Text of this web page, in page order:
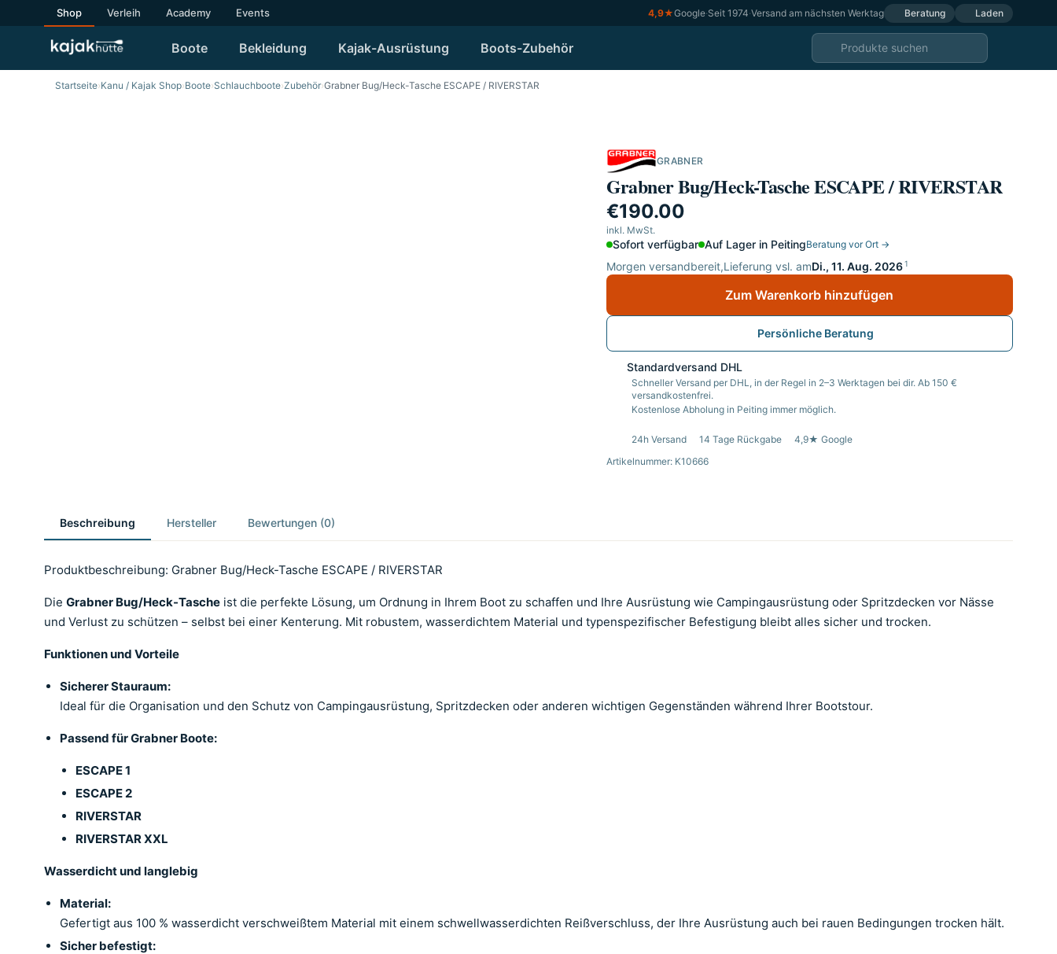
Shop Verleih Academy Events 4,9★Google·Seit 1974·Versand am nächsten Werktag Beratung Laden
Boote Bekleidung Kajak-Ausrüstung Boots-Zubehör
Startseite›Kanu / Kajak Shop›Boote›Schlauchboote›Zubehör›Grabner Bug/Heck-Tasche ESCAPE / RIVERSTAR
GRABNER
Grabner Bug/Heck-Tasche ESCAPE / RIVERSTAR
€190.00
inkl. MwSt.
Sofort verfügbar Auf Lager in PeitingBeratung vor Ort →
Morgen versandbereit,Lieferung vsl. amDi., 11. Aug. 2026 1
Zum Warenkorb hinzufügen
Persönliche Beratung
Standardversand DHL
Schneller Versand per DHL, in der Regel in 2–3 Werktagen bei dir. Ab 150 €
versandkostenfrei.
Kostenlose Abholung in Peiting immer möglich.
24h Versand 14 Tage Rückgabe
4,9★ Google
Artikelnummer: K10666
Beschreibung Hersteller Bewertungen (0)
Produktbeschreibung: Grabner Bug/Heck-Tasche ESCAPE / RIVERSTAR
Die Grabner Bug/Heck-Tasche ist die perfekte Lösung, um Ordnung in Ihrem Boot zu schaffen und Ihre Ausrüstung wie Campingausrüstung oder Spritzdecken vor Nässe
und Verlust zu schützen – selbst bei einer Kenterung. Mit robustem, wasserdichtem Material und typenspezifischer Befestigung bleibt alles sicher und trocken.
Funktionen und Vorteile
Sicherer Stauraum:
Ideal für die Organisation und den Schutz von Campingausrüstung, Spritzdecken oder anderen wichtigen Gegenständen während Ihrer Bootstour.
Passend für Grabner Boote:
ESCAPE 1
ESCAPE 2
RIVERSTAR
RIVERSTAR XXL
Wasserdicht und langlebig
Material:
Gefertigt aus 100 % wasserdicht verschweißtem Material mit einem schwellwasserdichten Reißverschluss, der Ihre Ausrüstung auch bei rauen Bedingungen trocken hält.
Sicher befestigt: